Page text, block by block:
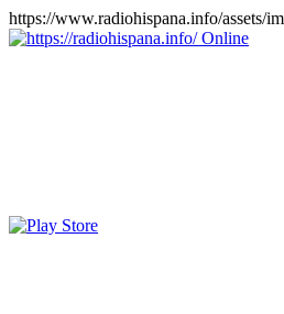
https://www.radiohispana.info/assets/
Online